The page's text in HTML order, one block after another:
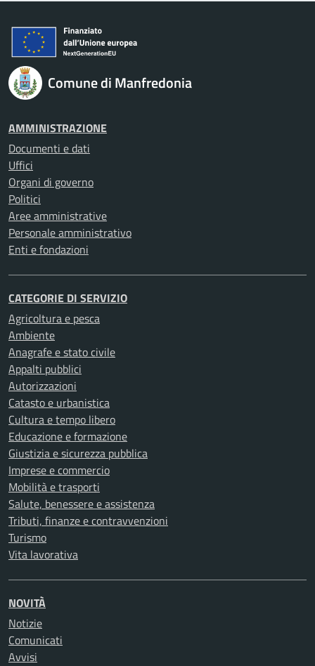
Comune di Manfredonia
AMMINISTRAZIONE
Documenti e dati
Uffici
Organi di governo
Politici
Aree amministrative
Personale amministrativo
Enti e fondazioni
CATEGORIE DI SERVIZIO
Agricoltura e pesca
Ambiente
Anagrafe e stato civile
Appalti pubblici
Autorizzazioni
Catasto e urbanistica
Cultura e tempo libero
Educazione e formazione
Giustizia e sicurezza pubblica
Imprese e commercio
Mobilità e trasporti
Salute, benessere e assistenza
Tributi, finanze e contravvenzioni
Turismo
Vita lavorativa
NOVITÀ
Notizie
Comunicati
Avvisi